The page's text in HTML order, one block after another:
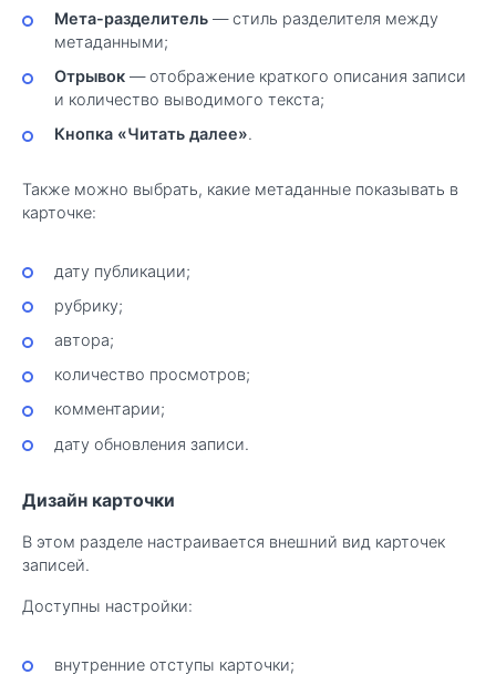
Мета-разделитель— стиль разделителя между
метаданными;
Отрывок— отображение краткого описания записи
и количество выводимого текста;
Кнопка «Читать далее».
Также можно выбрать, какие метаданные показывать в
карточке:
дату публикации;
рубрику;
автора;
количество просмотров;
комментарии;
дату обновления записи.
Дизайн карточки
В этом разделе настраивается внешний вид карточек
записей.
Доступны настройки:
внутренние отступы карточки;